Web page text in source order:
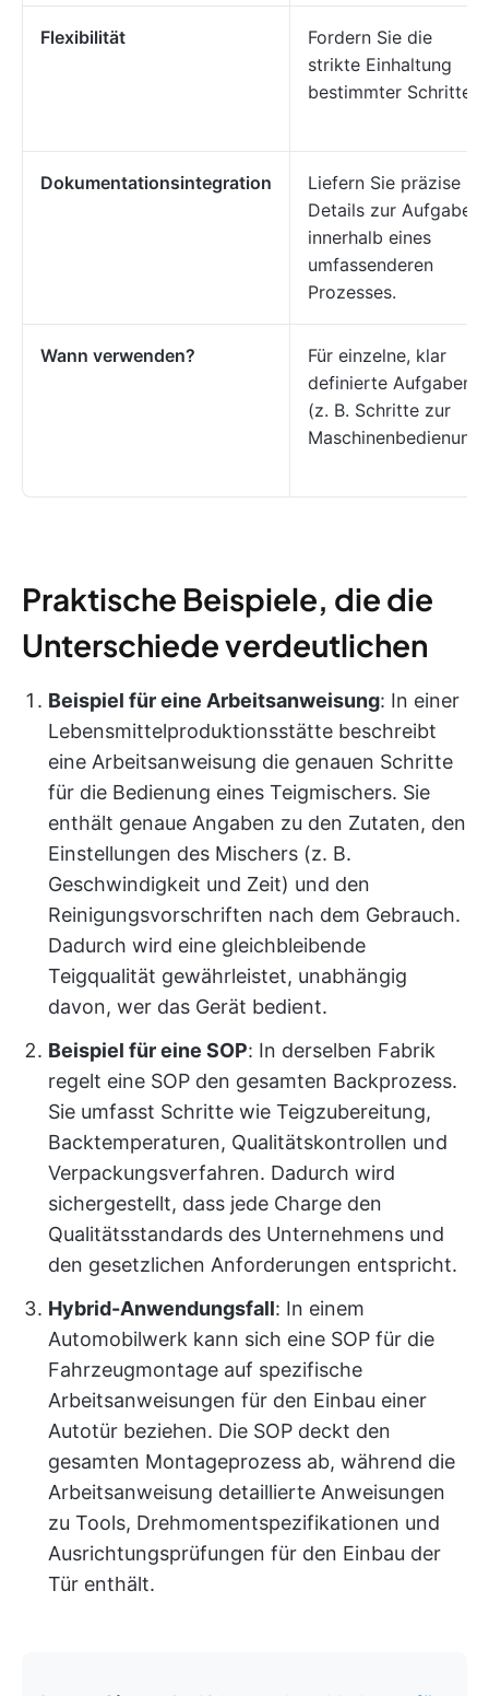
Flexibilität
Fordern Sie die
strikte Einhaltung
bestimmter Schritte
Dokumentationsintegration
Liefern Sie präzise
Details zur Aufgabe
innerhalb eines
umfassenderen
Prozesses.
Wann verwenden?
Für einzelne, klar
definierte Aufgaben
(z. B. Schritte zur
Maschinenbedienung)
Praktische Beispiele, die die
Unterschiede verdeutlichen
Beispiel für eine Arbeitsanweisung: In einer
Lebensmittelproduktionsstätte beschreibt
eine Arbeitsanweisung die genauen Schritte
für die Bedienung eines Teigmischers. Sie
enthält genaue Angaben zu den Zutaten, den
Einstellungen des Mischers (z. B.
Geschwindigkeit und Zeit) und den
Reinigungsvorschriften nach dem Gebrauch.
Dadurch wird eine gleichbleibende
Teigqualität gewährleistet, unabhängig
davon, wer das Gerät bedient.
Beispiel für eine SOP: In derselben Fabrik
regelt eine SOP den gesamten Backprozess.
Sie umfasst Schritte wie Teigzubereitung,
Backtemperaturen, Qualitätskontrollen und
Verpackungsverfahren. Dadurch wird
sichergestellt, dass jede Charge den
Qualitätsstandards des Unternehmens und
den gesetzlichen Anforderungen entspricht.
Hybrid-Anwendungsfall: In einem
Automobilwerk kann sich eine SOP für die
Fahrzeugmontage auf spezifische
Arbeitsanweisungen für den Einbau einer
Autotür beziehen. Die SOP deckt den
gesamten Montageprozess ab, während die
Arbeitsanweisung detaillierte Anweisungen
zu Tools, Drehmomentspezifikationen und
Ausrichtungsprüfungen für den Einbau der
Tür enthält.